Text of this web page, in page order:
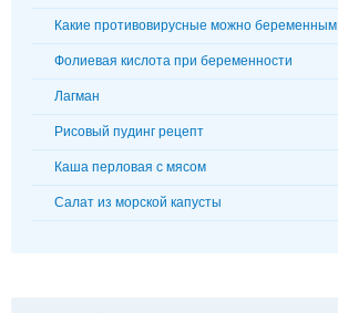
Какие противовирусные можно беременным
Фолиевая кислота при беременности
Лагман
Рисовый пудинг рецепт
Каша перловая с мясом
Салат из морской капусты